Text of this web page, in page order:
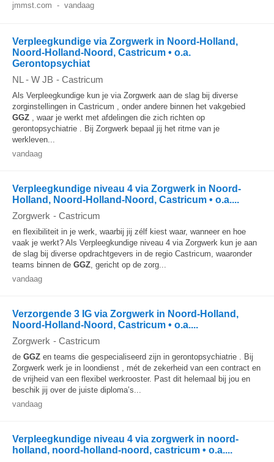
jmmst.com - vandaag
Verpleegkundige via Zorgwerk in Noord-Holland,
Noord-Holland-Noord, Castricum • o.a.
Gerontopsychiat
NL - W JB - Castricum
Als Verpleegkundige kun je via Zorgwerk aan de slag bij diverse
zorginstellingen in Castricum , onder andere binnen het vakgebied
GGZ , waar je werkt met afdelingen die zich richten op
gerontopsychiatrie . Bij Zorgwerk bepaal jij het ritme van je
werkleven...
vandaag
Verpleegkundige niveau 4 via Zorgwerk in Noord-
Holland, Noord-Holland-Noord, Castricum • o.a....
Zorgwerk - Castricum
en flexibiliteit in je werk, waarbij jij zélf kiest waar, wanneer en hoe
vaak je werkt? Als Verpleegkundige niveau 4 via Zorgwerk kun je aan
de slag bij diverse opdrachtgevers in de regio Castricum, waaronder
teams binnen de GGZ, gericht op de zorg...
vandaag
Verzorgende 3 IG via Zorgwerk in Noord-Holland,
Noord-Holland-Noord, Castricum • o.a....
Zorgwerk - Castricum
de GGZ en teams die gespecialiseerd zijn in gerontopsychiatrie . Bij
Zorgwerk werk je in loondienst , mét de zekerheid van een contract en
de vrijheid van een flexibel werkrooster. Past dit helemaal bij jou en
beschik jij over de juiste diploma’s...
vandaag
Verpleegkundige niveau 4 via zorgwerk in noord-
holland, noord-holland-noord, castricum • o.a....